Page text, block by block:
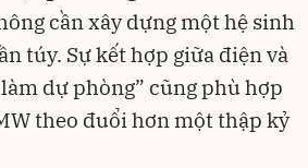
cần xây dựng một hệ sinh
túy. Sự kết hợp giữa điện và
dự phòng” cũng phù hợp
theo đuổi hơn một thập kỷ